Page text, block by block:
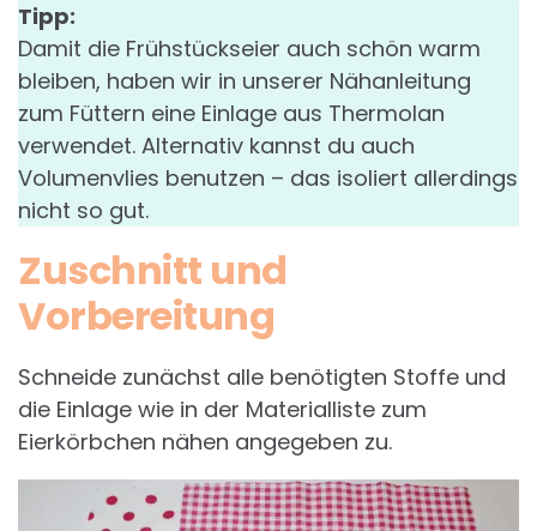
Tipp:
Damit die Frühstückseier auch schön warm
bleiben, haben wir in unserer Nähanleitung
zum Füttern eine Einlage aus Thermolan
verwendet. Alternativ kannst du auch
Volumenvlies benutzen – das isoliert allerdings
nicht so gut.
Zuschnitt und
Vorbereitung
Schneide zunächst alle benötigten Stoffe und
die Einlage wie in der Materialliste zum
Eierkörbchen nähen angegeben zu.